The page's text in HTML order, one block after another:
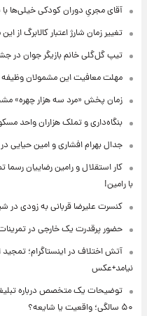
آقای مجریِ دوران کودکی خیلی‌ها
تغییر زمان شارژ اعتبار کالابرگ از این
تیپ گل‌گلی خانم بازیگر جوان در
مهلت معافیت این مشمولان
زمان پخش «مرد سه هزار چهره»
بنگاه‌داری و تملک هزاران واحد
جدال بهرام افشاری و امین حیایی در صدر
کار استقلال و رامین رضاییان
با رامین!
کنسرت علیرضا قربانی به زودی در
حضور پرقدرت یک خارجی در
آتش اختلاف در اینستاگرام؛
نیامد+عکس
توضیحات یک متخصص درباره
۵۰ سالگی؛ واقعیت یا شایعه؟